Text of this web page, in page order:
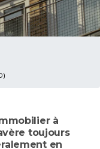
à
toujours
en